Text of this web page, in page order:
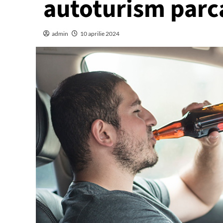
autoturism
admin 10 aprilie 2024